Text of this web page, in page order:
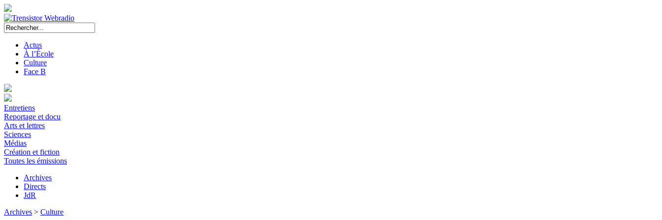
Actus
À l’École
Culture
Face B
Entretiens
Reportage et docu
Arts et lettres
Sciences
Médias
Création et fiction
Toutes les émissions
Archives
Directs
JdR
Archives > Culture